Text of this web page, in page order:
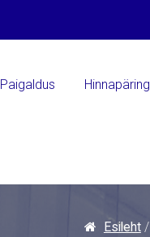
Paigaldus Hinnapäring
Esileht/